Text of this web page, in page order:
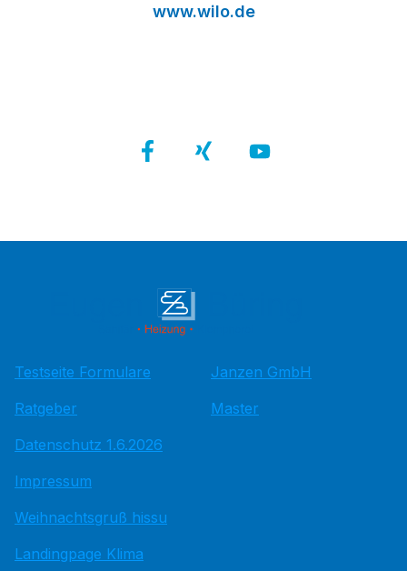
www.wilo.de
Testseite Formulare
Ratgeber
Datenschutz 1.6.2026
Impressum
Weihnachtsgruß hissu
Landingpage Klima
Janzen GmbH
Master